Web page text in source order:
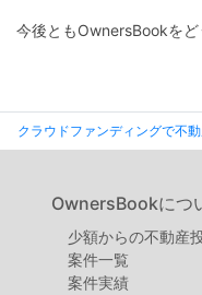
動
投
資
OwnersBook
今後ともOwnersBookをど
クラウドファンディングで不
OwnersBookにつ
少額からの不動産
案件⼀覧
案件実績